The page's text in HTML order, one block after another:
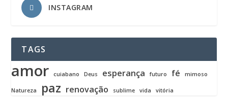
INSTAGRAM
TAGS
amor cuiabano Deus esperança futuro fé mimoso
Natureza paz renovação sublime vida vitória